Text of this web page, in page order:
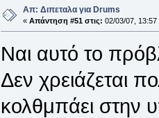
Απ: Διπεταλα για Drums
« Απάντηση #51 στις: 02/03/07, 13:57
Ναι αυτό το
Δεν χρειάζεται
κολθμπάει στην